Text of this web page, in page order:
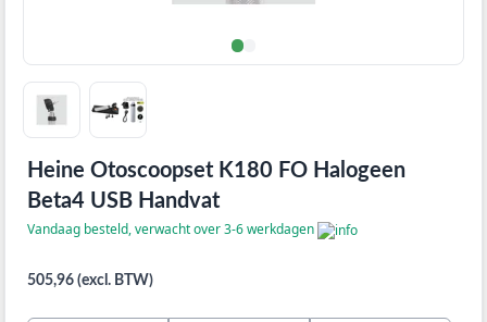
Heine Otoscoopset K180 FO Halogeen
Beta4 USB Handvat
Vandaag besteld, verwacht over 3-6 werkdagen
505,96 (excl. BTW)